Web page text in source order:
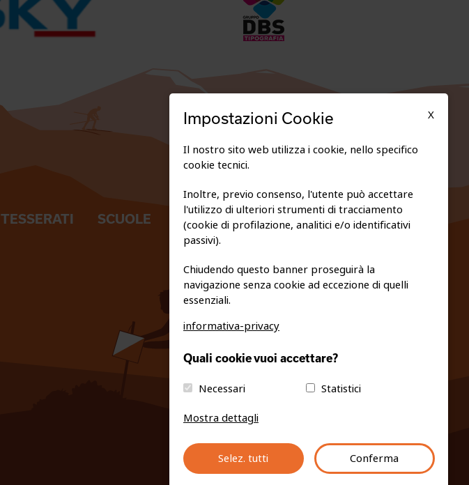
TESSERATI SCUOLE
FEDERAZIONE TRASPARENTE
PRIVACY E COOKIE POLICY
info@fiso.it |fiso@pec-mail.eu
X
Impostazioni Cookie
Il nostro sito web utilizza i cookie, nello specifico
cookie tecnici.
Inoltre, previo consenso, l'utente può accettare
l'utilizzo di ulteriori strumenti di tracciamento
(cookie di profilazione, analitici e/o identificativi
passivi).
Chiudendo questo banner proseguirà la
navigazione senza cookie ad eccezione di quelli
essenziali.
informativa-privacy
Quali cookie vuoi accettare?
Necessari
Statistici
Mostra dettagli
Selez. tutti Conferma